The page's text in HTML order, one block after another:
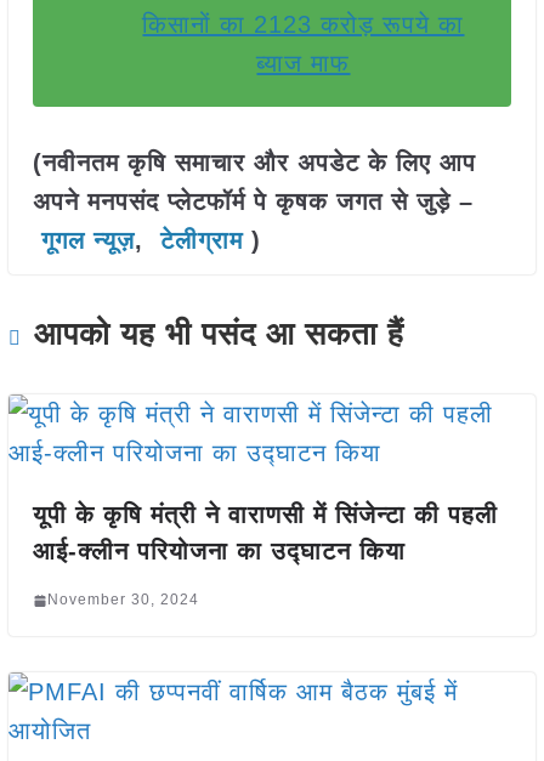
किसानों का 2123 करोड़ रूपये का
ब्याज माफ
(नवीनतम कृषि समाचार और अपडेट के लिए आप
अपने मनपसंद प्लेटफॉर्म पे कृषक जगत से जुड़े –
गूगल न्यूज़,टेलीग्राम )
आपको यह भी पसंद आ सकता हैं
यूपी के कृषि मंत्री ने वाराणसी में सिंजेन्टा की पहली
आई-क्लीन परियोजना का उद्घाटन किया
November 30, 2024